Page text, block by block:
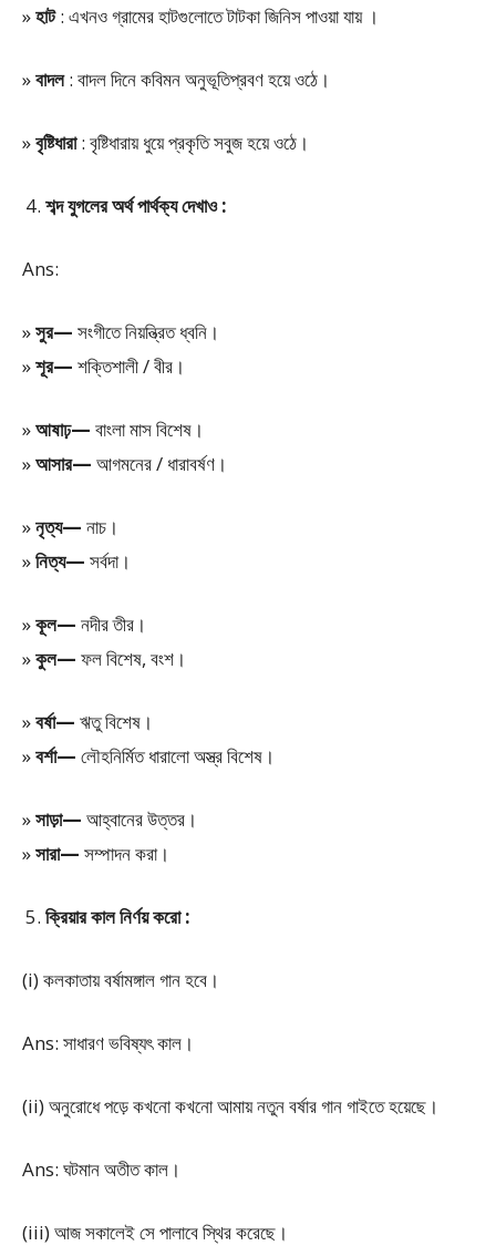
»হাট: এখনও গ্রামের হাটগুলোতে টাটকা জিনিস পাওয়া যায় ।
»বাদল: বাদল দিনে কবিমন অনুভূতিপ্রবণ হয়ে ওঠে।
»বৃষ্টিধারা: বৃষ্টিধারায় ধুয়ে প্রকৃতি সবুজ হয়ে ওঠে।
শব্দ যুগলের অর্থ পার্থক্য দেখাও :
Ans:
»সুর— সংগীতে নিয়ন্ত্রিত ধ্বনি।
»শূর— শক্তিশালী / বীর।
»আষাঢ়— বাংলা মাস বিশেষ।
»আসার— আগমনের / ধারাবর্ষণ।
»নৃত্য— নাচ।
»নিত্য— সর্বদা।
»কূল— নদীর তীর।
»কুল— ফল বিশেষ, বংশ।
»বর্ষা— ঋতু বিশেষ।
»বর্শা— লৌহনির্মিত ধারালো অস্ত্র বিশেষ।
»সাড়া— আহ্বানের উত্তর।
»সারা— সম্পাদন করা।
ক্রিয়ার কাল নির্ণয় করো :
(i) কলকাতায় বর্ষামঙ্গাল গান হবে।
Ans: সাধারণ ভবিষ্যৎ কাল।
(ii) অনুরোধে পড়ে কখনো কখনো আমায় নতুন বর্ষার গান গাইতে হয়েছে।
Ans: ঘটমান অতীত কাল।
(iii) আজ সকালেই সে পালাবে স্থির করেছে।